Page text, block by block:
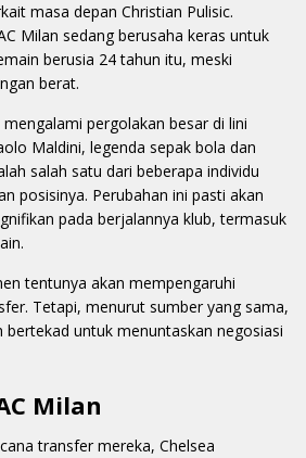
masa depan Christian Pulisic.
Milan sedang berusaha keras untuk
berusia 24 tahun itu, meski
berat.
mengalami pergolakan besar di lini
Maldini, legenda sepak bola dan
salah satu dari beberapa individu
posisinya. Perubahan ini pasti akan
pada berjalannya klub, termasuk
tentunya akan mempengaruhi
Tetapi, menurut sumber yang sama,
untuk menuntaskan negosiasi
Milan
transfer mereka, Chelsea